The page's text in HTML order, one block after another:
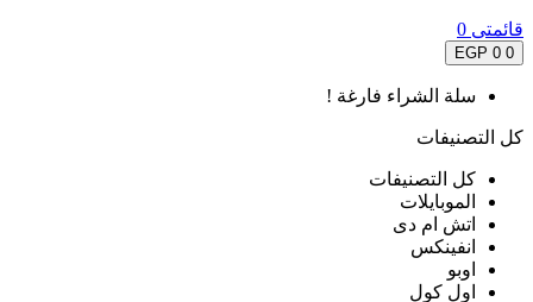
قائمتى 0
0
0 EGP
سلة الشراء فارغة !
كل التصنيفات
كل التصنيفات
الموبايلات
اتش ام دى
انفينكس
اوبو
اول كول